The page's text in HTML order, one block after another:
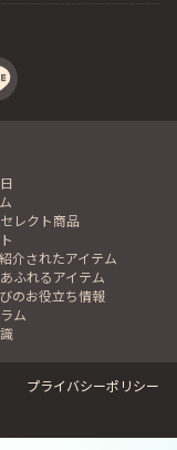
レクト商品
介されたアイテム
ふれるアイテム
のお役立ち情報
ム
プライバシーポリシー